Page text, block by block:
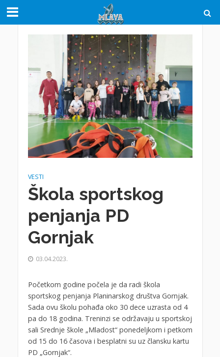
VESTI
Škola sportskog
penjanja PD
Gornjak
03.04.2023.
Početkom godine počela je da radi škola
sportskog penjanja Planinarskog društva Gornjak.
Sada ovu školu pohađa oko 30 dece uzrasta od 4
pa do 18 godina. Treninzi se održavaju u sportskoj
sali Srednje škole „Mladost“ ponedeljkom i petkom
od 15 do 16 časova i besplatni su uz člansku kartu
PD „Gornjak“.